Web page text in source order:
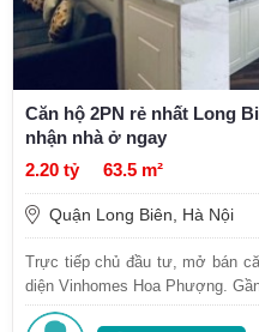
Căn hộ 2PN rẻ nhất Long
nhận nhà ở ngay
2.20 tỷ
63.5 m²
Quận Long Biên, Hà Nội
Trực tiếp chủ đầu tư, mở bán
diện Vinhomes Hoa Phượng.